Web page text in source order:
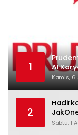
1
AI
Kamis, 6
2
Raih
Sabtu, 1